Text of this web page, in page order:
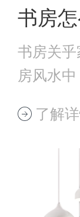
书房
书房关
房风水
了解